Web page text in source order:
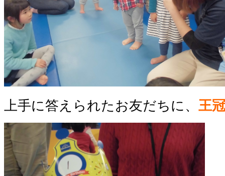
上手に答えられたお友だちに、 王冠